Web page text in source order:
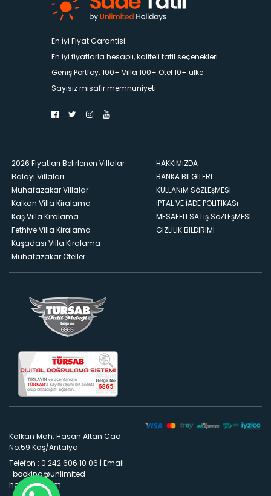
En İyi Fiyat Garantisi.
En iyi fiyatlarla hesaplı, kaliteli tatil seçenekleri.
Geniş Portföy. 100+ Villa 100+ Otel 10+ ülke
Sayısız misafir memnuniyeti
2026 Fiyatları Belirlenen Villalar
Balayı Villaları
Muhafazakar Villalar
Kalkan Villa Kiralama
Kaş Villa Kiralama
Fethiye Villa Kiralama
Kuşadası Villa Kiralama
Muhafazakar Oteller
HAKKıMıZDA
BANKA BILGILERI
KULLANıM SöZLEşMESI
İPTAL VE İADE POLITIKASı
MESAFELI SATış SöZLEşMESI
GIZLILIK BILDIRIMI
Kalkan Mah. Hasan Altan Cad.
No:59 Kaş/Antalya
Telefon : 0 242 606 10 06 | Email
: booking@unlimited-
holidays.com